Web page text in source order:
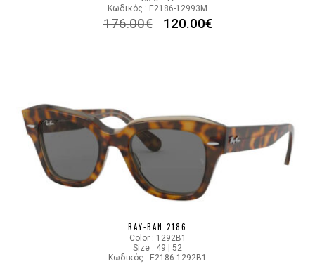
Κωδικός : E2186-12993M
176.00€ 120.00€
RAY-BAN 2186
Color : 1292B1
Size : 49 | 52
Κωδικός : E2186-1292B1